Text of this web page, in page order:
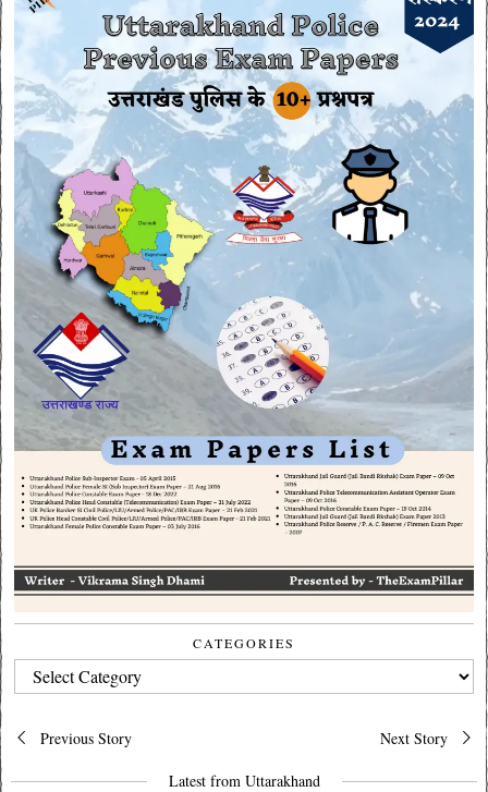
CATEGORIES
CATEGORIES
Post
navigation
Previous Story Next Story
Latest from Uttarakhand